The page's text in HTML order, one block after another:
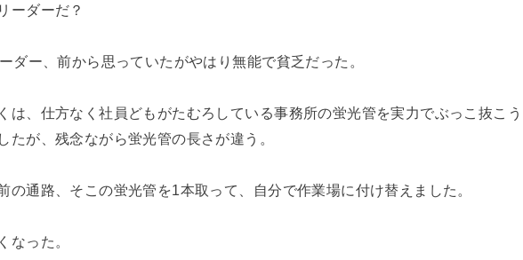
ーダーだ？
ダー、前から思っていたがやはり無能で貧乏だった。
は、仕方なく社員どもがたむろしている事務所の蛍光管を実力でぶっこ抜こう
たが、残念ながら蛍光管の長さが違う。
の通路、そこの蛍光管を1本取って、自分で作業場に付け替えました。
なった。